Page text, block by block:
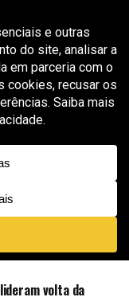
do Enquadro"
com “Será” após
de views em 24
VÍDEOS
volta da